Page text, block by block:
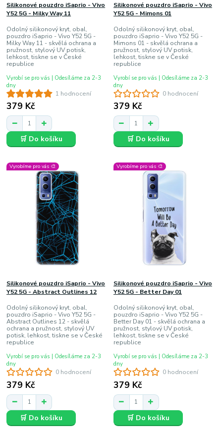
1 hodnocení
Silikonové pouzdro iSaprio - Vivo
Y52 5G - Milky Way 11
Odolný silikonový kryt, obal,
pouzdro iSaprio - Vivo Y52 5G -
Milky Way 11 - skvělá ochrana a
pružnost, stylový UV potisk,
lehkost, tiskne se v České
republice
379 Kč
Vyrobí se pro vás | Odesíláme za 2-3
dny
🛒 Do košíku
0 hodnocení
Silikonové pouzdro iSaprio - Vivo
Y52 5G - Mimons 01
Odolný silikonový kryt, obal,
pouzdro iSaprio - Vivo Y52 5G -
Mimons 01 - skvělá ochrana a
pružnost, stylový UV potisk,
lehkost, tiskne se v České
republice
379 Kč
Vyrobí se pro vás | Odesíláme za 2-3
dny
🛒 Do košíku
Vyrobíme pro vás 🎨
0 hodnocení
Silikonové pouzdro iSaprio - Vivo
Y52 5G - Abstract Outlines 12
Odolný silikonový kryt, obal,
pouzdro iSaprio - Vivo Y52 5G -
Abstract Outlines 12 - skvělá
ochrana a pružnost, stylový UV
potisk, lehkost, tiskne se v České
republice
379 Kč
Vyrobí se pro vás | Odesíláme za 2-3
dny
🛒 Do košíku
Vyrobíme pro vás 🎨
0 hodnocení
Silikonové pouzdro iSaprio - Vivo
Y52 5G - Better Day 01
Odolný silikonový kryt, obal,
pouzdro iSaprio - Vivo Y52 5G -
Better Day 01 - skvělá ochrana a
pružnost, stylový UV potisk,
lehkost, tiskne se v České
republice
379 Kč
Vyrobí se pro vás | Odesíláme za 2-3
dny
🛒 Do košíku